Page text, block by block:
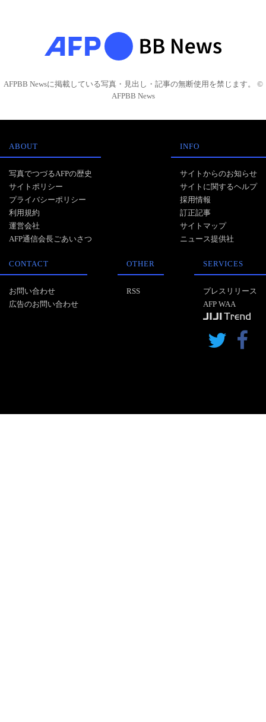
AFPBB Newsに掲載している写真・見出し・記事の無断使用を禁じます。 ©
AFPBB News
ABOUT
写真でつづるAFPの歴史
サイトポリシー
プライバシーポリシー
利用規約
運営会社
AFP通信会長ごあいさつ
INFO
サイトからのお知らせ
サイトに関するヘルプ
採用情報
訂正記事
サイトマップ
ニュース提供社
CONTACT
お問い合わせ
広告のお問い合わせ
OTHER
RSS
SERVICES
プレスリリース
AFP WAA